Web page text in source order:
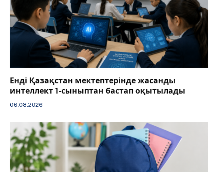
️Енді Қазақстан мектептерінде жасанды
интеллект 1-сыныптан бастап оқытылады
06.08.2026